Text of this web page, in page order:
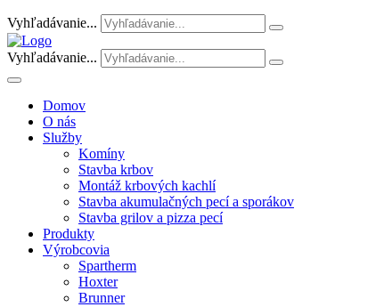
Vyhľadávanie...
Vyhľadávanie...
Domov
O nás
Služby
Komíny
Stavba krbov
Montáž krbových kachlí
Stavba akumulačných pecí a sporákov
Stavba grilov a pizza pecí
Produkty
Výrobcovia
Spartherm
Hoxter
Brunner